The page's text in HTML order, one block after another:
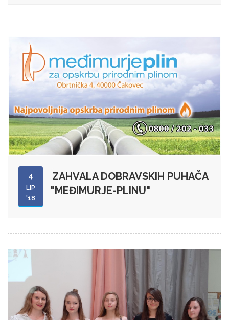
4
LIP
'18
ZAHVALA DOBRAVSKIH PUHAČA
"MEĐIMURJE-PLINU"